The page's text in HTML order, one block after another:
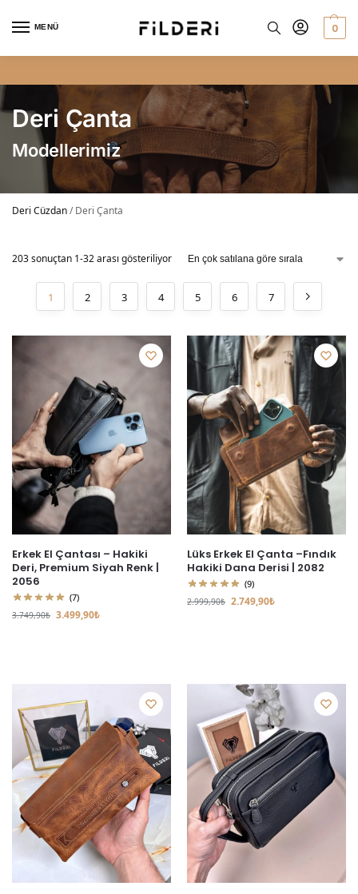
MENÜ 0
Deri Çanta
Modellerimiz
Deri Cüzdan/Deri Çanta
203 sonuçtan 1-32 arası gösteriliyor
1 2 3 4 5 6 7
Erkek El Çantası – Hakiki
Deri, Premium Siyah Renk |
2056
(7)
3.749,90₺ 3.499,90₺
Lüks Erkek El Çanta –Fındık
Hakiki Dana Derisi | 2082
(9)
2.999,90₺ 2.749,90₺